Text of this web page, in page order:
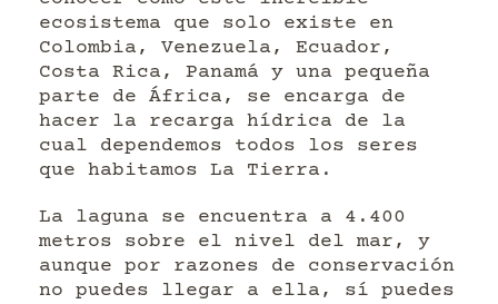
ecosistema que solo existe en
Colombia, Venezuela, Ecuador,
Costa Rica, Panamá y una pequeña
parte de África, se encarga de
hacer la recarga hídrica de la
cual dependemos todos los seres
que habitamos La Tierra.
La laguna se encuentra a 4.400
metros sobre el nivel del mar, y
aunque por razones de conservación
no puedes llegar a ella, sí puedes